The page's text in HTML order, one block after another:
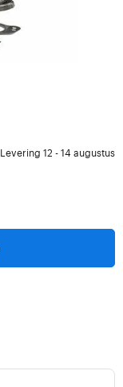
Levering 12 - 14 augustus